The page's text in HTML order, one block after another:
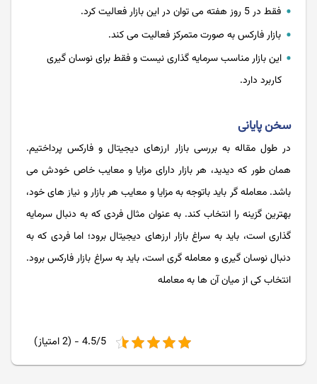
فقط در 5 روز هفته می توان در این بازار فعالیت کرد.
بازار فارکس به صورت متمرکز فعالیت می کند.
این بازار مناسب سرمایه گذاری نیست و فقط برای نوسان گیری
کاربرد دارد.
سخن پایانی
در طول مقاله به بررسی بازار ارزهای دیجیتال و فارکس پرداختیم.
همان طور که دیدید، هر بازار دارای مزایا و معایب خاص خودش می
باشد. معامله گر باید باتوجه به مزایا و معایب هر بازار و نیاز های خود،
بهترین گزینه را انتخاب کند. به عنوان مثال فردی که به دنبال سرمایه
گذاری است، باید به سراغ بازار ارزهای دیجیتال برود؛ اما فردی که به
دنبال نوسان گیری و معامله گری است، باید به سراغ بازار فارکس برود.
انتخاب کی از میان آن ها به معامله
4.5/5 - (2 امتیاز)